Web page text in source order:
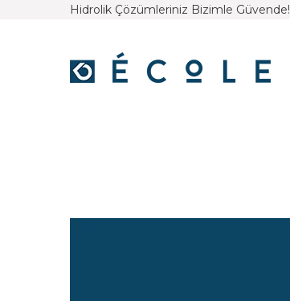
Hidrolik Çözümleriniz Bizimle Güvende!